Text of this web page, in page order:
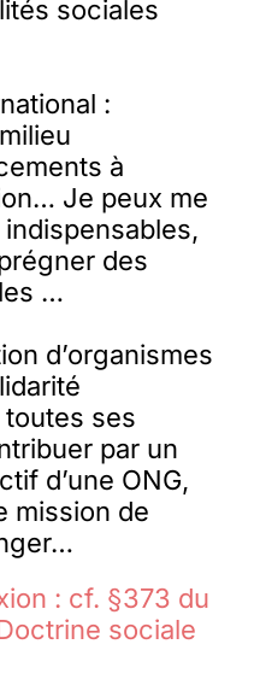
sociales
:
à
Je peux me
des
…
d’organismes
ses
par un
d’une ONG,
mission de
: cf. §373 du
sociale